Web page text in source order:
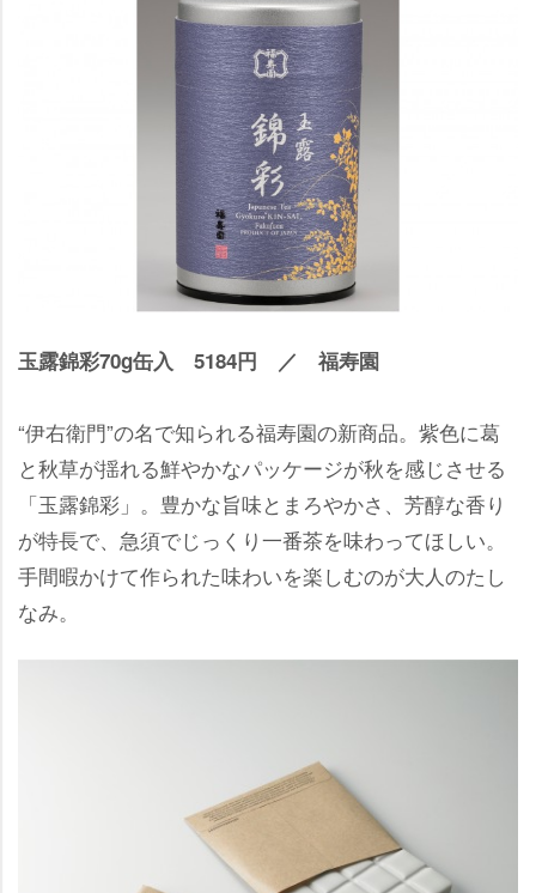
玉露錦彩70g缶入 5184円 ／ 福寿園
“伊右衛門”の名で知られる福寿園の新商品。紫色に葛
と秋草が揺れる鮮やかなパッケージが秋を感じさせる
「玉露錦彩」。豊かな旨味とまろやかさ、芳醇な香り
が特長で、急須でじっくり一番茶を味わってほしい。
手間暇かけて作られた味わいを楽しむのが大人のたし
なみ。